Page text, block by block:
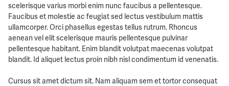
scelerisque varius morbi enim nunc faucibus a pellentesque.
Faucibus et molestie ac feugiat sed lectus vestibulum mattis
ullamcorper. Orci phasellus egestas tellus rutrum. Rhoncus
aenean vel elit scelerisque mauris pellentesque pulvinar
pellentesque habitant. Enim blandit volutpat maecenas volutpat
blandit. Id aliquet lectus proin nibh nisl condimentum id venenatis.
Cursus sit amet dictum sit. Nam aliquam sem et tortor consequat